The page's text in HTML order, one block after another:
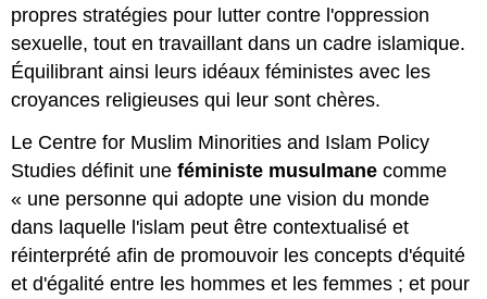
propres stratégies pour lutter contre l'oppression
sexuelle, tout en travaillant dans un cadre islamique.
Équilibrant ainsi leurs idéaux féministes avec les
croyances religieuses qui leur sont chères.
Le Centre for Muslim Minorities and Islam Policy
Studies définit uneféministe musulmane comme
« une personne qui adopte une vision du monde
dans laquelle l'islam peut être contextualisé et
réinterprété afin de promouvoir les concepts d'équité
et d'égalité entre les hommes et les femmes ; et pour